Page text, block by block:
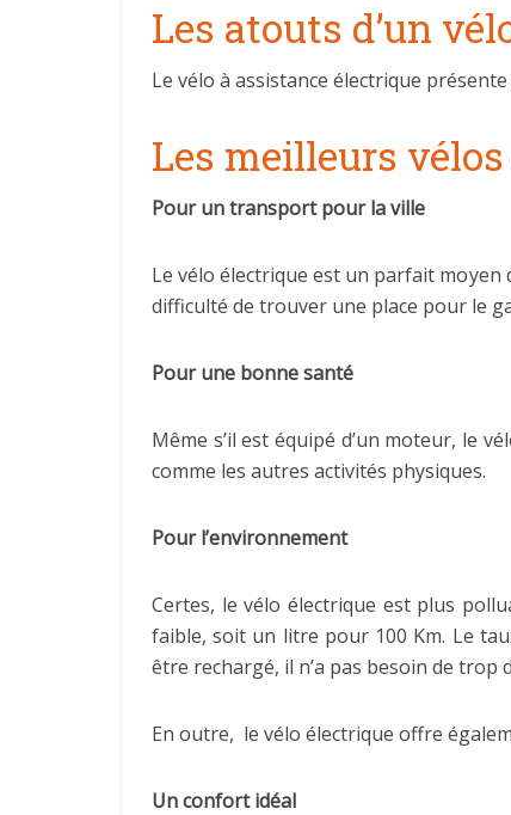
Les atouts d’un
Le vélo à assistance électrique
Les meilleurs
Pour un transport pour la ville
Le vélo électrique est un parfait
difficulté de trouver une place pour le
Pour une bonne santé
Même s’il est équipé d’un moteur, le
comme les autres activités physiques.
Pour l’environnement
Certes, le vélo électrique est plus
faible, soit un litre pour 100 Km. Le
être rechargé, il n’a pas besoin de trop
En outre, le vélo électrique offre
Un confort idéal